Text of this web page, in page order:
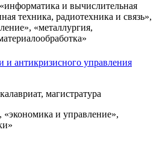
и вычислительная
техника, радиотехника и связь»,
«металлургия,
и антикризисного управления
магистратура
и управление»,